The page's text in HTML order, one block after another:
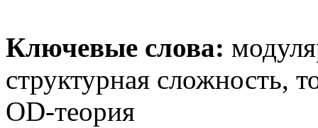
Ключевые слова:
структурная сложность,
OD-теория